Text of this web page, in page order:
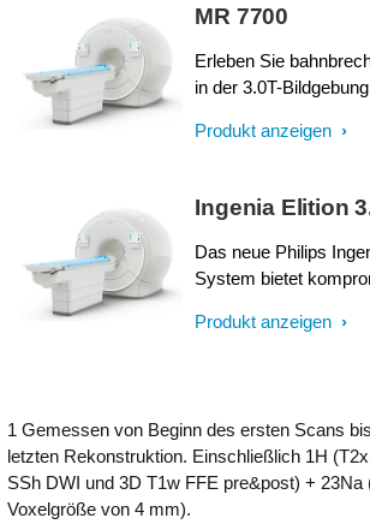
MR 7700
Erleben Sie
in der 3.0T-
mit XP Gradienten
erleichtert die
bietet hohe
für alle Patienten. Das
Einsatzmöglichkeiten
integrierten Lösung
Tomographie und -
Produkt anzeigen
Ingenia Elition
Das neue Philips
System bietet
neuestes Gradienten-
Elition X liefert eine
beschleunigt in
Compressed SENSE
Produkt anzeigen
1 Gemessen von Beginn des ersten Scans
letzten Rekonstruktion. Einschließlich 1H
SSh DWI und 3D T1w FFE pre&post) + 23Na
Voxelgröße von 4 mm).